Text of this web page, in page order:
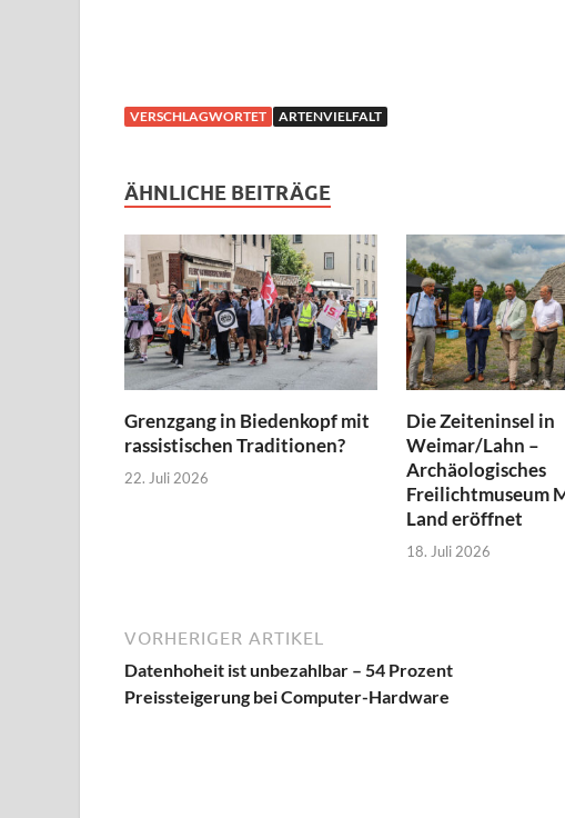
VERSCHLAGWORTET ARTENVIELFALT
ÄHNLICHE BEITRÄGE
Grenzgang in Biedenkopf mit
rassistischen Traditionen?
22. Juli 2026
Die Zeiteninsel in
Weimar/Lahn –
Archäologisches
Freilichtmuseum
Land eröffnet
18. Juli 2026
VORHERIGER ARTIKEL
Datenhoheit ist unbezahlbar – 54 Prozent
Preissteigerung bei Computer-Hardware